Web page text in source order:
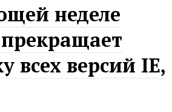
неделе
всех версий IE,